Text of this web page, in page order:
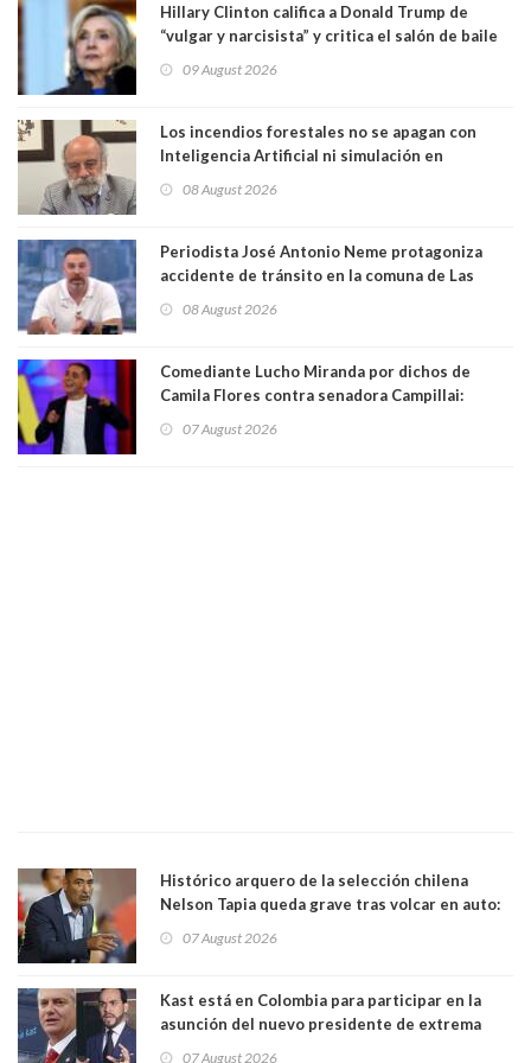
Hillary Clinton califica a Donald Trump de
“vulgar y narcisista” y critica el salón de baile
casa. Y la está destruyendo”
09 August 2026
Los incendios forestales no se apagan con
Inteligencia Artificial ni simulación en
Magister en Asentamientos Humanos PUC
08 August 2026
Periodista José Antonio Neme protagoniza
accidente de tránsito en la comuna de Las
08 August 2026
Comediante Lucho Miranda por dichos de
Camila Flores contra senadora Campillai:
forma de quitar dignidad"
07 August 2026
Histórico arquero de la selección chilena
Nelson Tapia queda grave tras volcar en auto:
07 August 2026
Kast está en Colombia para participar en la
asunción del nuevo presidente de extrema
07 August 2026